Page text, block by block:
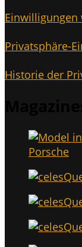
Pri­vat­sphä­re-
His­to­rie der